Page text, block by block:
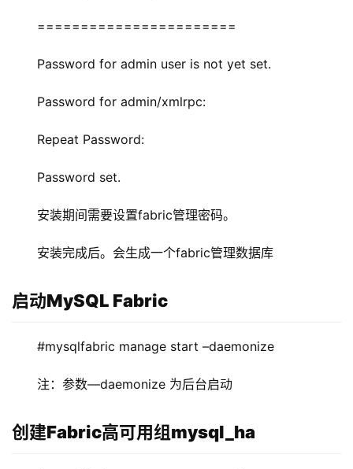
=======================
Password for admin user is not yet set.
Password for admin/xmlrpc:
Repeat Password:
Password set.
安装期间需要设置fabric管理密码。
安装完成后。会生成一个fabric管理数据库
启动MySQL Fabric
#mysqlfabric manage start –daemonize
注：参数—daemonize 为后台启动
创建Fabric高可用组mysql_ha